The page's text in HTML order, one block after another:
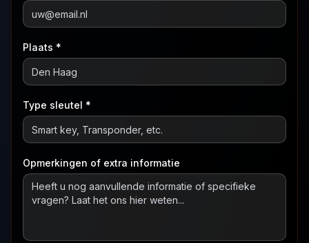
Plaats *
Type sleutel *
Opmerkingen of extra informatie